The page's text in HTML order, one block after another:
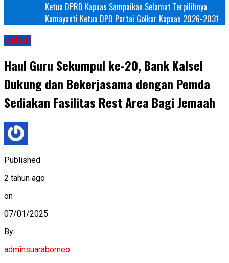
Ketua DPRD Kapuas Sampaikan Selamat Terpilihnya
Kamayanti Ketua DPD Partai Golkar Kapuas 2026-2031
Kalsel
Haul Guru Sekumpul ke-20, Bank Kalsel
Dukung dan Bekerjasama dengan Pemda
Sediakan Fasilitas Rest Area Bagi Jemaah
Published
2 tahun ago
on
07/01/2025
By
adminsuaraborneo